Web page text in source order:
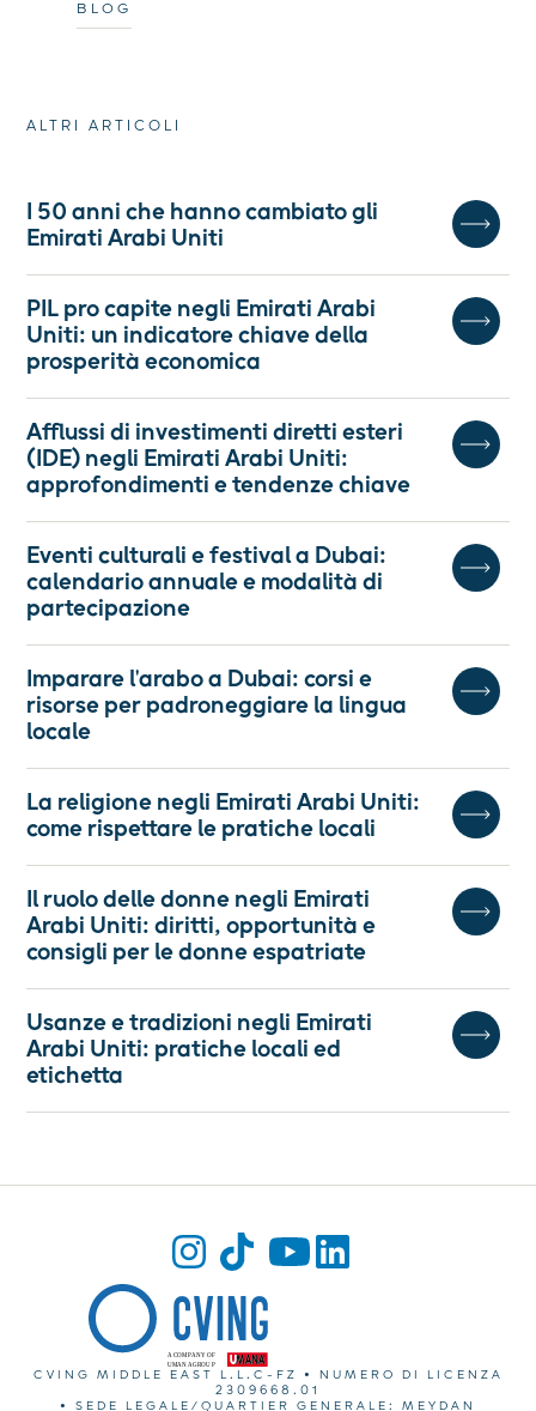
BLOG
ALTRI ARTICOLI
I 50 anni che hanno cambiato gli
Emirati Arabi Uniti
PIL pro capite negli Emirati Arabi
Uniti: un indicatore chiave della
prosperità economica
Afflussi di investimenti diretti esteri
(IDE) negli Emirati Arabi Uniti:
approfondimenti e tendenze chiave
Eventi culturali e festival a Dubai:
calendario annuale e modalità di
partecipazione
Imparare l'arabo a Dubai: corsi e
risorse per padroneggiare la lingua
locale
La religione negli Emirati Arabi Uniti:
come rispettare le pratiche locali
Il ruolo delle donne negli Emirati
Arabi Uniti: diritti, opportunità e
consigli per le donne espatriate
Usanze e tradizioni negli Emirati
Arabi Uniti: pratiche locali ed
etichetta
CVING MIDDLE EAST L.L.C-FZ • NUMERO DI LICENZA
2309668.01
• SEDE LEGALE/QUARTIER GENERALE: MEYDAN